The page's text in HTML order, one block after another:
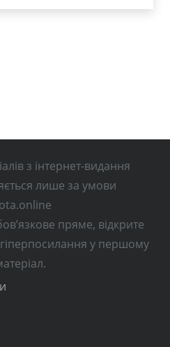
з інтернет-видання
лише за умови
пряме, відкрите
у першому